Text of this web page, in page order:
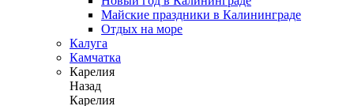
Майские праздники в Калининграде
Отдых на море
Калуга
Камчатка
Карелия
Назад
Карелия